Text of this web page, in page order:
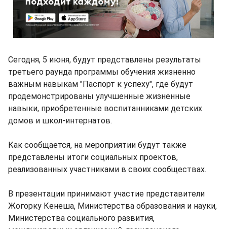
Сегодня, 5 июня, будут представлены результаты
третьего раунда программы обучения жизненно
важным навыкам "Паспорт к успеху", где будут
продемонстрированы улучшенные жизненные
навыки, приобретенные воспитанниками детских
домов и школ-интернатов.
Как сообщается, на мероприятии будут также
представлены итоги социальных проектов,
реализованных участниками в своих сообществах.
В презентации принимают участие представители
Жогорку Кенеша, Министерства образования и науки,
Министерства социального развития,